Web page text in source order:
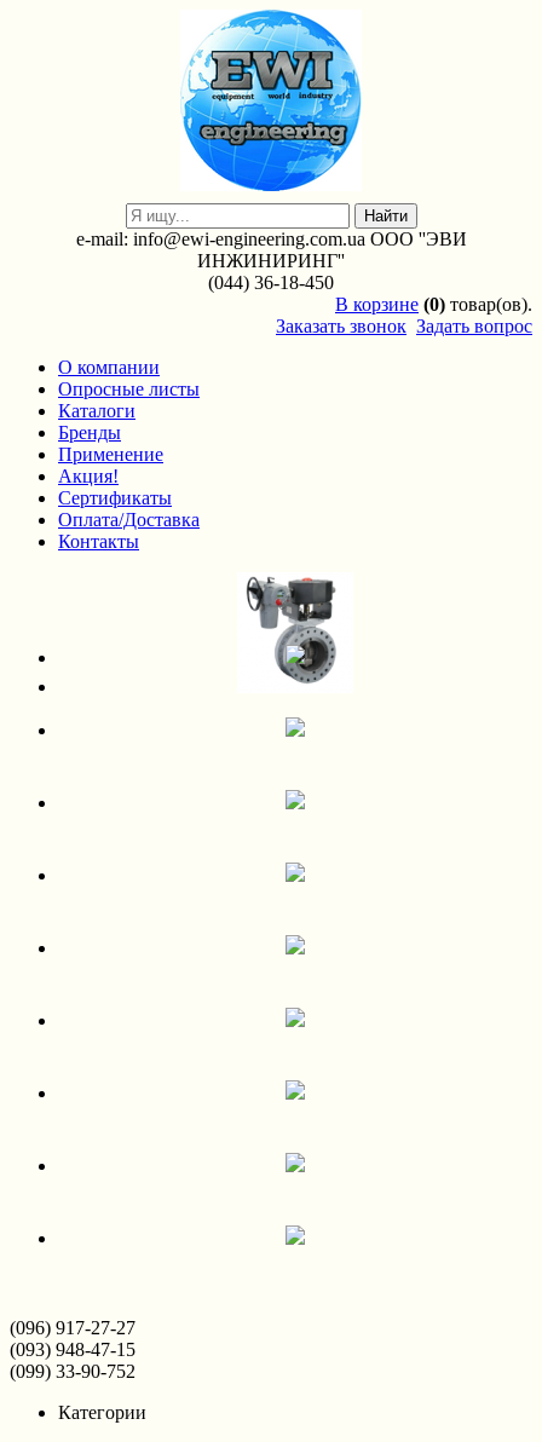
e-mail: info@ewi-engineering.com.ua ООО ''ЭВИ
ИНЖИНИРИНГ''
(044) 36-18-450
В корзине (0) товар(ов).
Заказать звонок Задать вопрос
О компании
Опросные листы
Каталоги
Бренды
Применение
Акция!
Сертификаты
Оплата/Доставка
Контакты
(096) 917-27-27
(093) 948-47-15
(099) 33-90-752
Категории